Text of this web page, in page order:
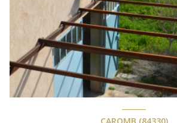
CAROMB (84330)